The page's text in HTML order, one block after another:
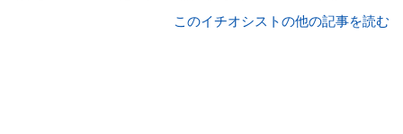
インフルエンサーが実際に使用してレビューしています。毎日トレン
このイチオシストの他の記事を読む